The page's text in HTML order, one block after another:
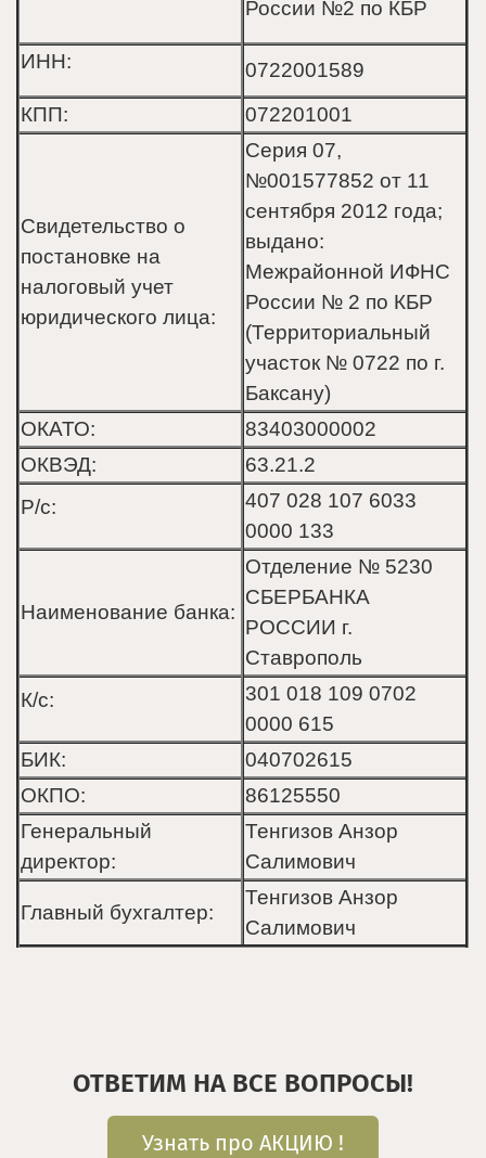
России №2 по КБР
ИНН:
0722001589
КПП:
072201001
Свидетельство о
постановке на
налоговый учет
юридического лица:
Серия 07,
№001577852 от 11
сентября 2012 года;
выдано:
Межрайонной ИФНС
России № 2 по КБР
(Территориальный
участок № 0722 по г.
Баксану)
ОКАТО:
83403000002
ОКВЭД:
63.21.2
Р/с:
407 028 107 6033
0000 133
Наименование банка:
Отделение № 5230
СБЕРБАНКА
РОССИИ г.
Ставрополь
К/с:
301 018 109 0702
0000 615
БИК:
040702615
ОКПО:
86125550
Генеральный
директор:
Тенгизов Анзор
Салимович
Главный бухгалтер:
Тенгизов Анзор
Салимович
ОТВЕТИМ НА ВСЕ ВОПРОСЫ!
Узнать про АКЦИЮ !